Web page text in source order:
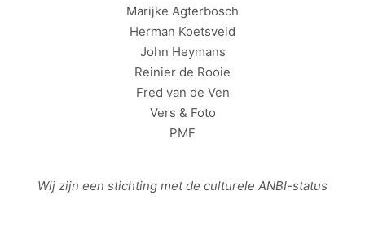
Marijke Agterbosch
Herman Koetsveld
John Heymans
Reinier de Rooie
Fred van de Ven
Vers & Foto
PMF
Wij zijn een stichting met de culturele ANBI-status